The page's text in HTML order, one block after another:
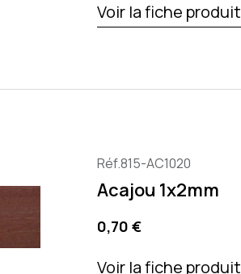
Voir la fiche produit
Réf.815-AC1020
Acajou 1x2mm
Prix
0,70 €
Voir la fiche produit